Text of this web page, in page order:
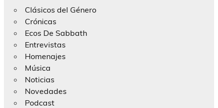
Clásicos del Género
Crónicas
Ecos De Sabbath
Entrevistas
Homenajes
Música
Noticias
Novedades
Podcast